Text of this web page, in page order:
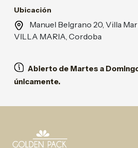
Ubicación
Manuel Belgrano 20, Villa
VILLA MARIA, Cordoba
Abierto de Martes a
únicamente.